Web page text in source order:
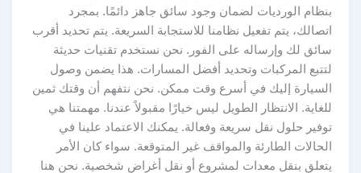
بنظام الورديات لضمان وجود سائق جاهز دائمًا. بمجرد
اتصالك، يتم تفعيل نظامنا للاستجابة السريعة. يتم تحديد أقرب
سائق لك وإرساله على الفور. نحن نستخدم تقنيات حديثة
لتتبع المركبات وتحديد أفضل المسارات. هذا يضمن وصول
السيارة إليك في أسرع وقت ممكن. نحن نتفهم أن وقتك ثمين
للغاية. الانتظار الطويل ليس خيارًا مقبولاً عندنا. مهمتنا هي
توفير حلول نقل سريعة وفعالة. يمكنك الاعتماد علينا في
الحالات الطارئة والمواقف غير المتوقعة. سواء كان الأمر
يتعلق بنقل معدات لمشروع أو نقل أغراض شخصية. نحن هنا